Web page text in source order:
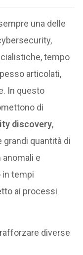
una delle
tempo
articolati,
In questo
di
discovery,
grandi quantità di
e
tempi
ai processi
diverse